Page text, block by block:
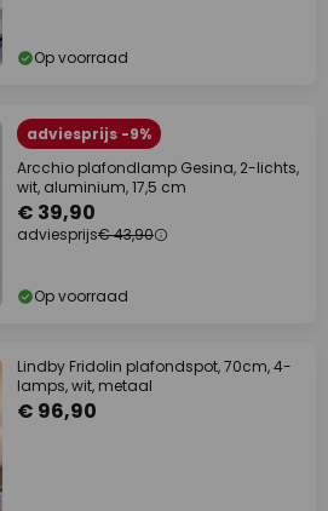
Op voorraad
adviesprijs -9%
Arcchio plafondlamp Gesina, 2-lichts,
wit, aluminium, 17,5 cm
€ 39,90
adviesprijs€ 43,90
Op voorraad
Lindby Fridolin plafondspot, 70cm, 4-
lamps, wit, metaal
€ 96,90